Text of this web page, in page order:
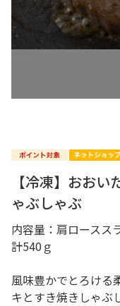
【冷凍】おお
ゃぶしゃぶ
内容量：肩ロースス
計540ｇ
風味豊かでとろける
キとすき焼きしゃぶ